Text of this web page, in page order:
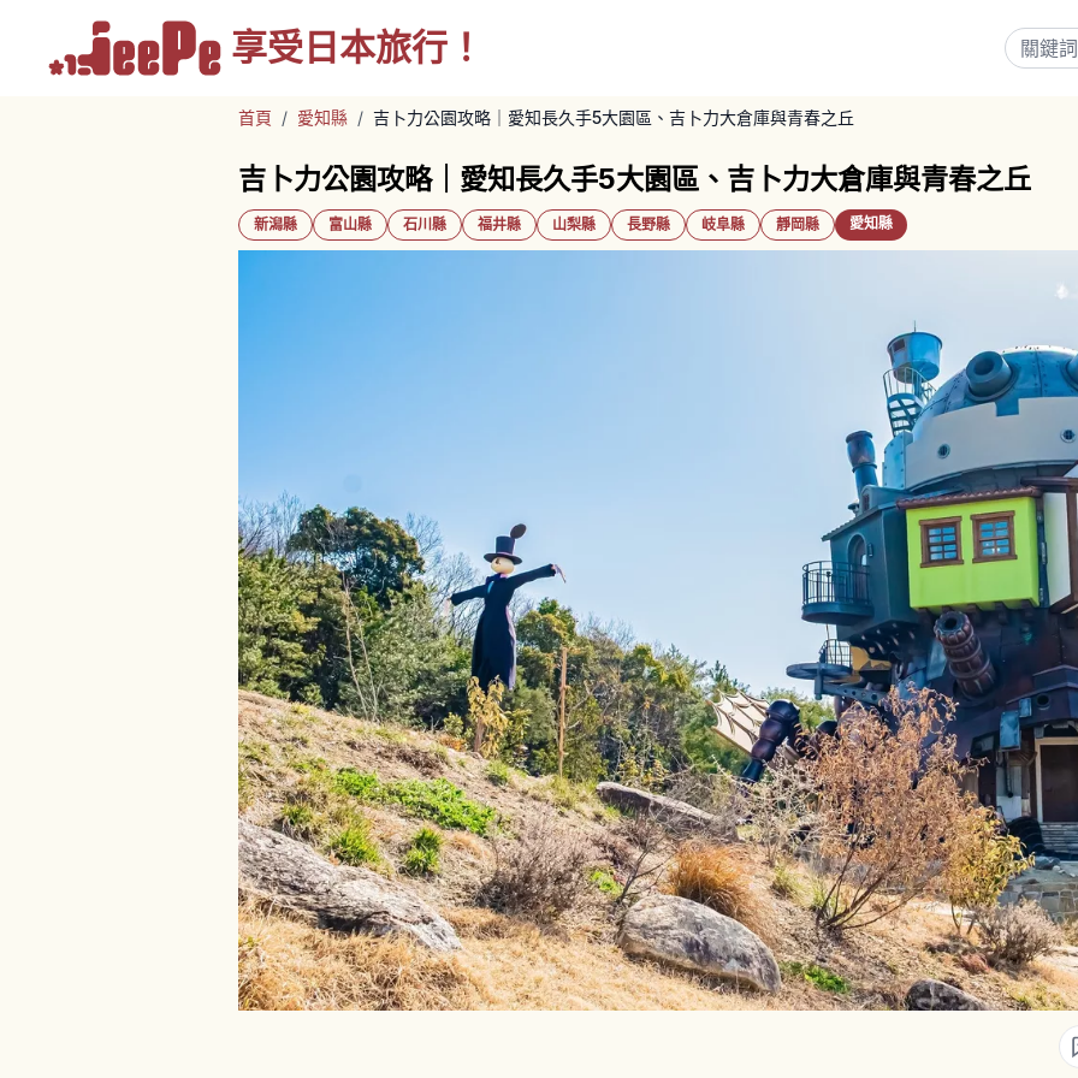
享受 日本旅行！
首頁 / 愛知縣 / 吉卜力公園攻略｜愛知長久手5大園區、吉卜力大倉庫與青春之丘
吉卜力公園攻略｜愛知長久手5大園區、吉卜力大倉庫與青春之丘
新潟縣 富山縣 石川縣 福井縣 山梨縣 長野縣 岐阜縣 靜岡縣 愛知縣